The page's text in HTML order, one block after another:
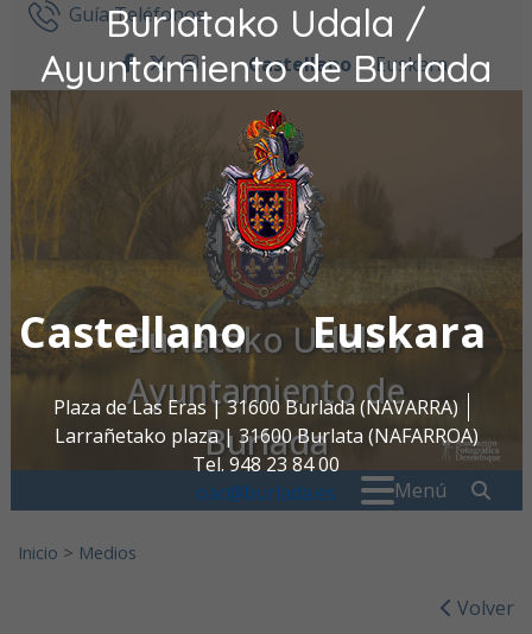
Burlatako Udala /
Ayuntamiento de Burlada
Castellano Euskara
Plaza de Las Eras | 31600 Burlada (NAVARRA)
Larrañetako plaza | 31600 Burlata (NAFARROA)
Tel. 948 23 84 00
oac@burlada.es
Ir al contenidoGuía Teléfonos
facebook
twitter
instagram
Castellano Euskara
Burlatako Udala /
Ayuntamiento de
Burlada
Menú
Inicio > Medios
Volver